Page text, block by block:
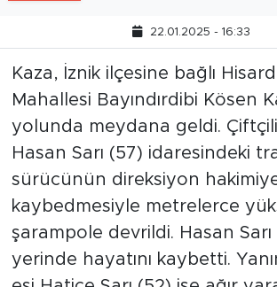
22.01.2025 - 16:33
Kaza, İznik ilçesine bağlı
Mahallesi Bayındırdibi Kösen
yolunda meydana geldi.
Hasan Sarı (57) idaresindeki
sürücünün direksiyon
kaybedmesiyle metrelerce
şarampole devrildi. Hasan Sarı
yerinde hayatını kaybetti.